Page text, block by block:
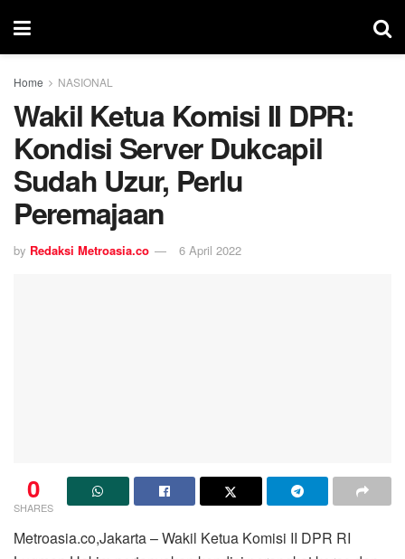
Home NASIONAL
Wakil Ketua Komisi II DPR:
Kondisi Server Dukcapil
Sudah Uzur, Perlu
Peremajaan
by Redaksi Metroasia.co 6 April 2022
0
SHARES
Metroasia.co,Jakarta – Wakil Ketua Komisi II DPR RI